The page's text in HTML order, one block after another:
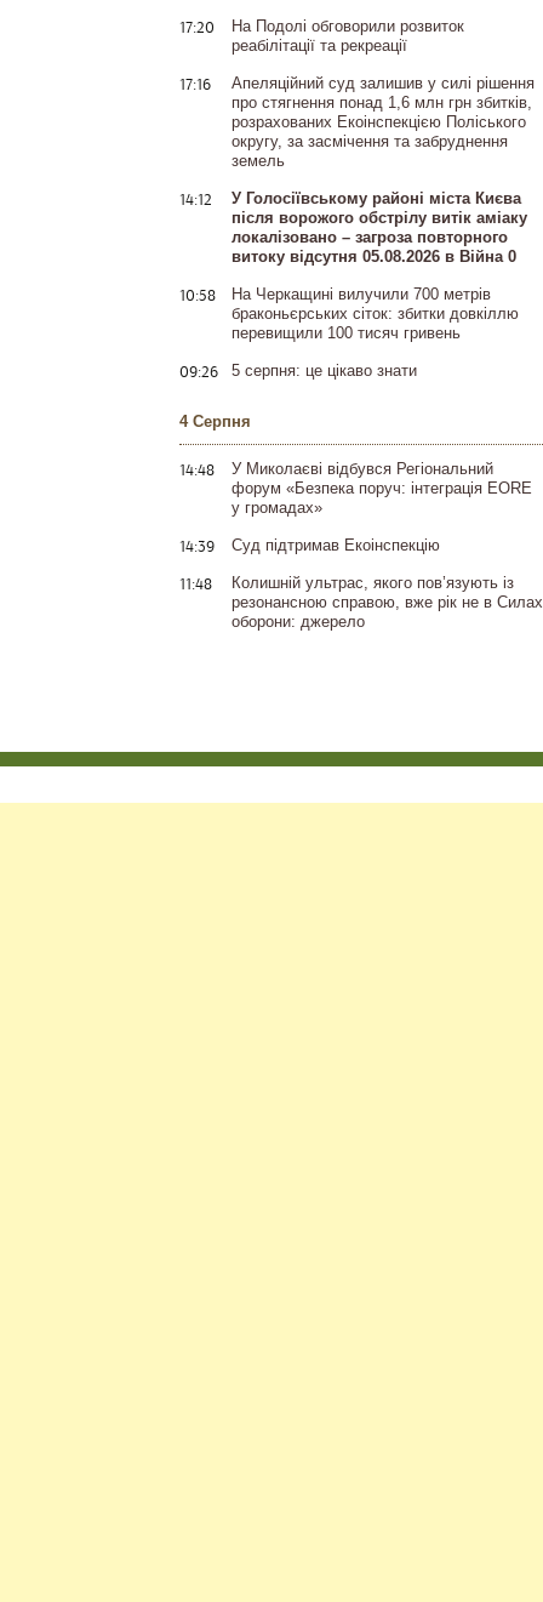
17:20
На Подолі обговорили розвиток
реабілітації та рекреації
17:16
Апеляційний суд залишив у силі рішення
про стягнення понад 1,6 млн грн збитків,
розрахованих Екоінспекцією Поліського
округу, за засмічення та забруднення
земель
14:12
У Голосіївському районі міста Києва
після ворожого обстрілу витік аміаку
локалізовано – загроза повторного
витоку відсутня 05.08.2026 в Війна 0
10:58
На Черкащині вилучили 700 метрів
браконьєрських сіток: збитки довкіллю
перевищили 100 тисяч гривень
09:26 5 серпня: це цікаво знати
4 Серпня
14:48
У Миколаєві відбувся Регіональний
форум «Безпека поруч: інтеграція EORE
у громадах»
14:39 Суд підтримав Екоінспекцію
11:48
Колишній ультрас, якого пов’язують із
резонансною справою, вже рік не в Силах
оборони: джерело